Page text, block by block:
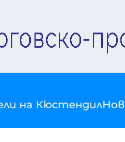
на Кюстендил